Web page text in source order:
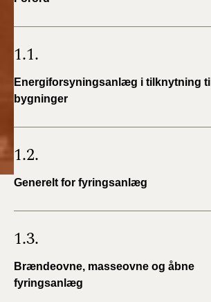
BR18 (29/6 - 31/12
2021)
BR18 (1/7-31/12
BR18 (1/1-9/3 2020)
1.1.
Energiforsyningsanlæg i tilknytning til
bygninger
1.2.
Generelt for fyringsanlæg
1.3.
Brændeovne, masseovne og åbne
fyringsanlæg